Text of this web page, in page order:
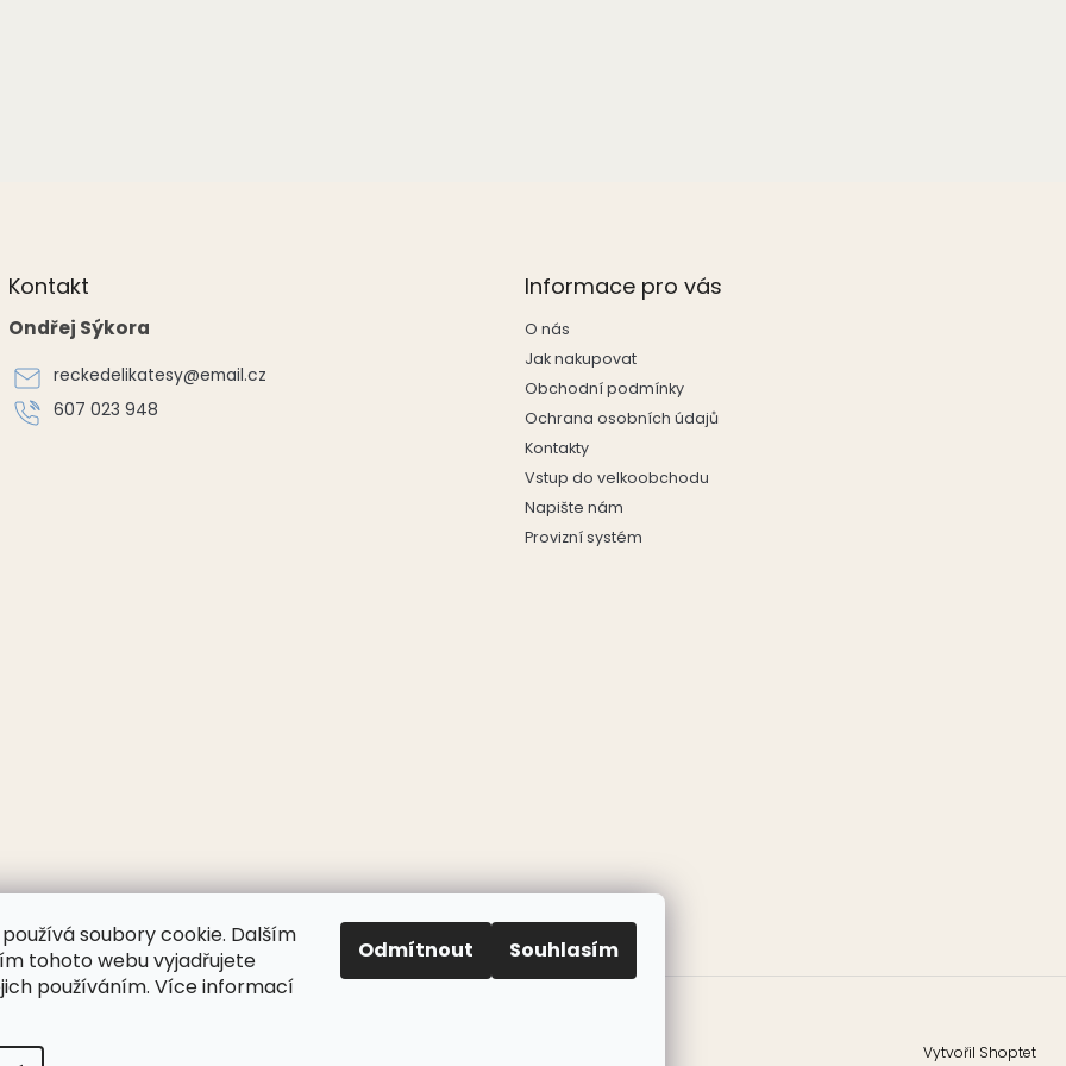
soubory cookie. Dalším
tohoto webu vyjadřujete
používáním. Více informací
Odmítnout Souhlasím
Kontakt
Ondřej Sýkora
reckedelikatesy@email.cz
607 023 948
Informace pro vás
O nás
Jak nakupovat
Obchodní podmínky
Ochrana osobních údajů
Kontakty
Vstup do velkoobchodu
Napište nám
Provizní systém
Vytvořil Shoptet